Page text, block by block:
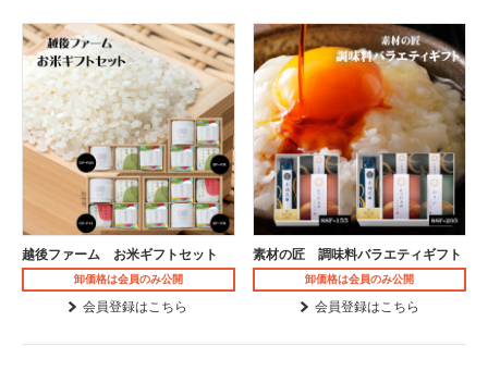
越後ファーム お米ギフトセット
卸価格は会員のみ公開
会員登録はこちら
素材の匠 調味料バラエティギフト
卸価格は会員のみ公開
会員登録はこちら